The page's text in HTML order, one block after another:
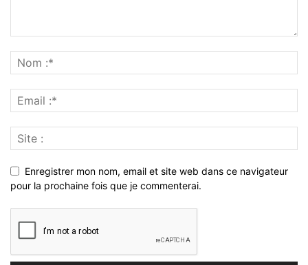
Enregistrer mon nom, email et site web dans ce navigateur
pour la prochaine fois que je commenterai.